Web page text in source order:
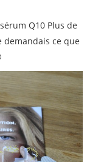
Q10 Plus de
demandais ce que